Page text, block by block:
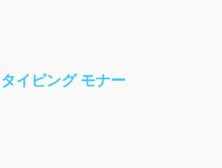
タイピング モナー